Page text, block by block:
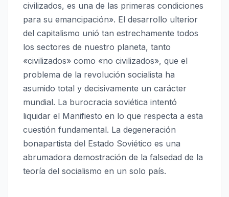
civilizados, es una de las primeras condiciones
para su emancipación». El desarrollo ulterior
del capitalismo unió tan estrechamente todos
los sectores de nuestro planeta, tanto
«civilizados» como «no civilizados», que el
problema de la revolución socialista ha
asumido total y decisivamente un carácter
mundial. La burocracia soviética intentó
liquidar el Manifiesto en lo que respecta a esta
cuestión fundamental. La degeneración
bonapartista del Estado Soviético es una
abrumadora demostración de la falsedad de la
teoría del socialismo en un solo país.